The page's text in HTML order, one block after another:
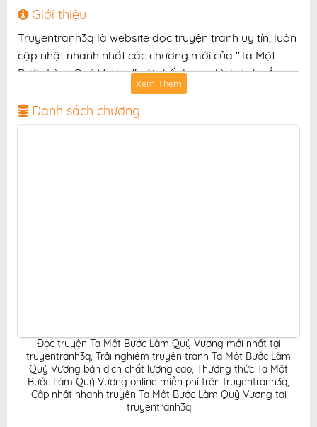
Giới thiệu
Truyentranh3q là website đọc truyện tranh uy tín, luôn
cập nhật nhanh nhất các chương mới của "Ta Một
Bước Làm Quỷ Vương" với chất lượng hình ảnh sắc
nét, bản dịch chuẩn và giao diện thân thiện, mang đến
trải nghiệm đọc truyện hấp dẫn, tiện lợi, hoàn toàn
miễn phí cho độc giả yêu thích truyện tranh online.
Xem Thêm
Danh sách chương
Đọc truyện Ta Một Bước Làm Quỷ Vương mới nhất tại
truyentranh3q, Trải nghiệm truyện tranh Ta Một Bước Làm
Quỷ Vương bản dịch chất lượng cao, Thưởng thức Ta Một
Bước Làm Quỷ Vương online miễn phí trên truyentranh3q,
Cập nhật nhanh truyện Ta Một Bước Làm Quỷ Vương tại
truyentranh3q